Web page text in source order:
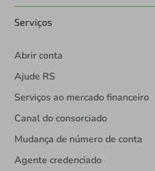
Serviços
Abrir conta
Ajude RS
Serviços ao mercado financeiro
Canal do consorciado
Mudança de número de conta
Agente credenciado